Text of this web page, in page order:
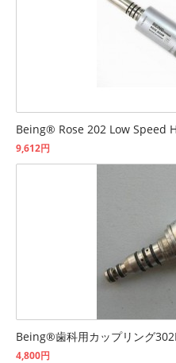
Being® Rose 202 Low Speed
9,612円
Being®歯科用カップリング
4,800円